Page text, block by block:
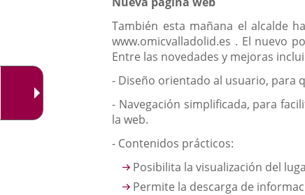
También esta mañana el alcalde
www.omicvalladolid.es . El nuevo
Entre las novedades y mejoras
- Diseño orientado al usuario, para
- Navegación simplificada, para
la web.
- Contenidos prácticos:
Posibilita la visualización del
Permite la descarga de